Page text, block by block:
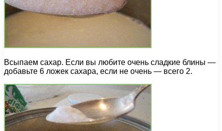
Всыпаем сахар. Если вы любите очень сладкие блины —
добавьте 6 ложек сахара, если не очень — всего 2.